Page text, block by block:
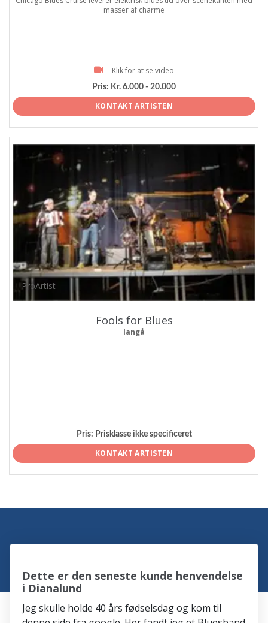
masser af charme
Klik for at se video
Pris: Kr. 6.000 - 20.000
KONTAKT ARTISTEN
ProArtist
Fools for Blues
langå
Pris: Prisklasse ikke specificeret
KONTAKT ARTISTEN
Dette er den seneste kunde henvendelse
i Dianalund
Jeg skulle holde 40 års fødselsdag og kom til